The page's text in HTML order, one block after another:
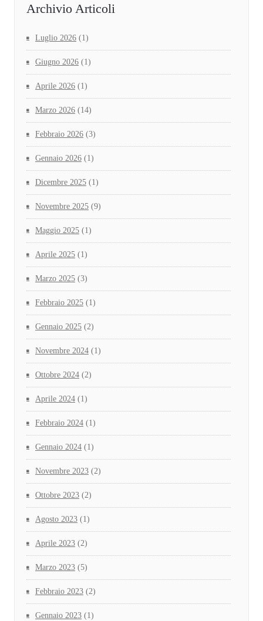
Archivio Articoli
Luglio 2026 (1)
Giugno 2026 (1)
Aprile 2026 (1)
Marzo 2026 (14)
Febbraio 2026 (3)
Gennaio 2026 (1)
Dicembre 2025 (1)
Novembre 2025 (9)
Maggio 2025 (1)
Aprile 2025 (1)
Marzo 2025 (3)
Febbraio 2025 (1)
Gennaio 2025 (2)
Novembre 2024 (1)
Ottobre 2024 (2)
Aprile 2024 (1)
Febbraio 2024 (1)
Gennaio 2024 (1)
Novembre 2023 (2)
Ottobre 2023 (2)
Agosto 2023 (1)
Aprile 2023 (2)
Marzo 2023 (5)
Febbraio 2023 (2)
Gennaio 2023 (1)